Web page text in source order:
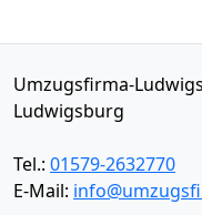
Umzugsfirma-
Ludwigsburg
Tel.: 01579-2632770
E-Mail: